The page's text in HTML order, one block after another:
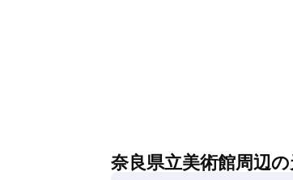
奈良県立美術館周辺